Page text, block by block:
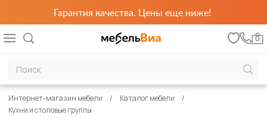
Гарантия качества. Цены еще ниже!
0
Интернет-магазин мебели
Каталог мебели
Кухни и столовые группы